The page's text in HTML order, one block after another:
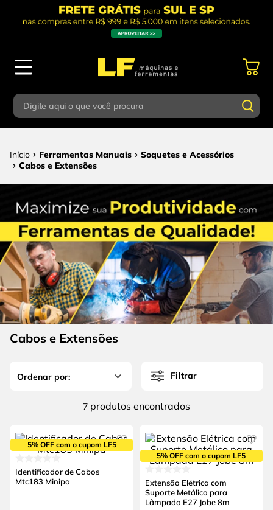
Digite aqui o que você procura
Ferramentas Manuais
Soquetes e Acessórios
Cabos e Extensões
Cabos e Extensões
Filtrar
7 produtos
5% OFF com o cupom LF5
Identificador de Cabos
Mtc183 Minipa
5% OFF com o cupom LF5
Extensão Elétrica com
Suporte Metálico para
Lâmpada E27 Jobe 8m
1º parafusadeira
2º caixa ferramentas
3º escada
4º esmerilhadeira
5º serra circular
6 º fio
7º serra copo
8º disco corte
10º chave impacto
Termos mais buscados
parafusadeira
caixa ferramentas
3º escada
esmerilhadeira
5 º serra circular
6º fio